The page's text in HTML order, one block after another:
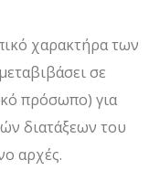
χαρακτήρα των
σε
πρόσωπο) για
διατάξεων του
αρχές.